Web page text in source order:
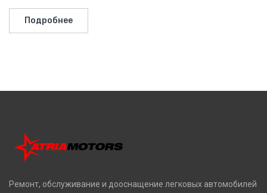
Подробнее
Ремонт, обслуживание и дооснащение легковых автомобилей